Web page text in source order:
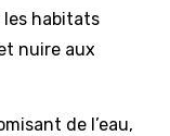
les habitats
nuire aux
de l’eau,